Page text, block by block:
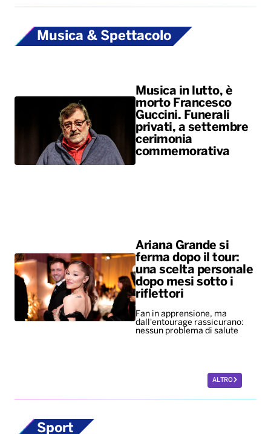
Musica & Spettacolo
Musica in lutto, è
morto Francesco
Guccini. Funerali
privati, a settembre
cerimonia
commemorativa
Ariana Grande si
ferma dopo il tour:
una scelta personale
dopo mesi sotto i
riflettori
Fan in apprensione, ma
dall'entourage rassicurano:
nessun problema di salute
ALTRO
Sport